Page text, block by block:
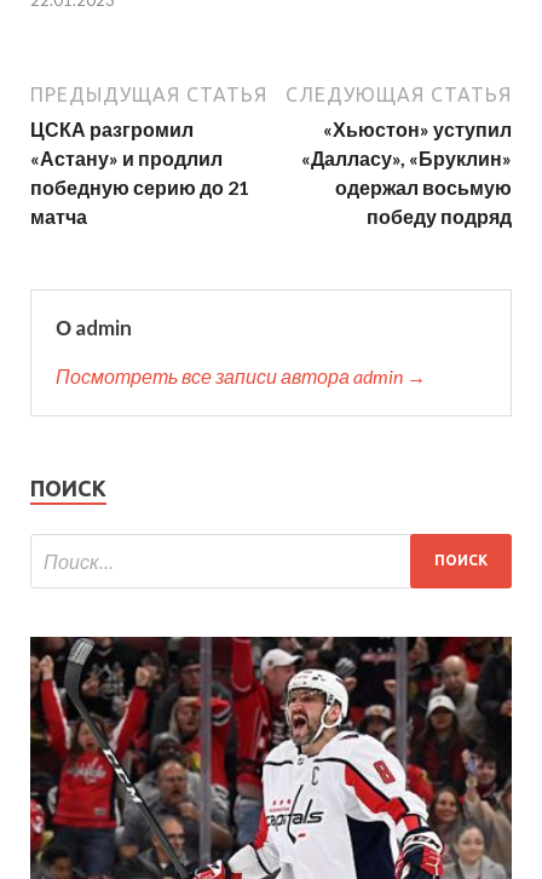
ПРЕДЫДУЩАЯ СТАТЬЯ
ЦСКА разгромил
«Астану» и продлил
победную серию до 21
матча
СЛЕДУЮЩАЯ СТАТЬЯ
«Хьюстон» уступил
«Далласу», «Бруклин»
одержал восьмую
победу подряд
О admin
Посмотреть все записи автора admin →
ПОИСК